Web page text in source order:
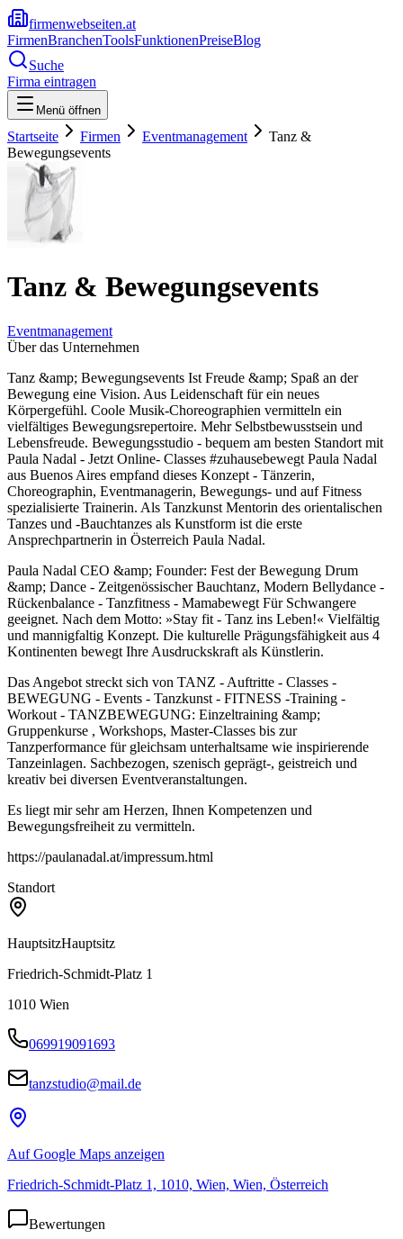
firmenwebseiten.at
FirmenBranchenToolsFunktionenPreiseBlog
Suche
Firma eintragen
Menü öffnen
Startseite Firmen Eventmanagement
Tanz &
Bewegungsevents
Tanz & Bewegungsevents
Eventmanagement
Über das Unternehmen
Tanz &amp; Bewegungsevents Ist Freude &amp; Spaß an der
Bewegung eine Vision. Aus Leidenschaft für ein neues
Körpergefühl. Coole Musik-Choreographien vermitteln ein
vielfältiges Bewegungsrepertoire. Mehr Selbstbewusstsein und
Lebensfreude. Bewegungsstudio - bequem am besten Standort mit
Paula Nadal - Jetzt Online- Classes #zuhausebewegt Paula Nadal
aus Buenos Aires empfand dieses Konzept - Tänzerin,
Choreographin, Eventmanagerin, Bewegungs- und auf Fitness
spezialisierte Trainerin. Als Tanzkunst Mentorin des orientalischen
Tanzes und -Bauchtanzes als Kunstform ist die erste
Ansprechpartnerin in Österreich Paula Nadal.
Paula Nadal CEO &amp; Founder: Fest der Bewegung Drum
&amp; Dance - Zeitgenössischer Bauchtanz, Modern Bellydance -
Rückenbalance - Tanzfitness - Mamabewegt Für Schwangere
geeignet. Nach dem Motto: »Stay fit - Tanz ins Leben!« Vielfältig
und mannigfaltig Konzept. Die kulturelle Prägungsfähigkeit aus 4
Kontinenten bewegt Ihre Ausdruckskraft als Künstlerin.
Das Angebot streckt sich von TANZ - Auftritte - Classes -
BEWEGUNG - Events - Tanzkunst - FITNESS -Training -
Workout - TANZBEWEGUNG: Einzeltraining &amp;
Gruppenkurse , Workshops, Master-Classes bis zur
Tanzperformance für gleichsam unterhaltsame wie inspirierende
Tanzeinlagen. Sachbezogen, szenisch geprägt-, geistreich und
kreativ bei diversen Eventveranstaltungen.
Es liegt mir sehr am Herzen, Ihnen Kompetenzen und
Bewegungsfreiheit zu vermitteln.
https://paulanadal.at/impressum.html
Standort
HauptsitzHauptsitz
Friedrich-Schmidt-Platz 1
1010 Wien
069919091693
tanzstudio@mail.de
Auf Google Maps anzeigen
Friedrich-Schmidt-Platz 1, 1010, Wien, Wien, Österreich
Bewertungen